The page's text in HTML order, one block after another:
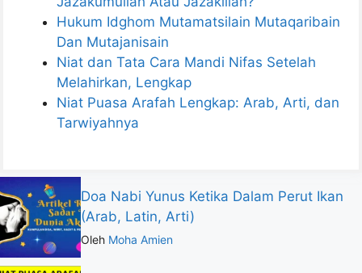
Hukum Idghom Mutamatsilain Mutaqaribain
Dan Mutajanisain
Niat dan Tata Cara Mandi Nifas Setelah
Melahirkan, Lengkap
Niat Puasa Arafah Lengkap: Arab, Arti, dan
Tarwiyahnya
Doa Nabi Yunus Ketika Dalam Perut Ikan
(Arab, Latin, Arti)
Oleh Moha Amien